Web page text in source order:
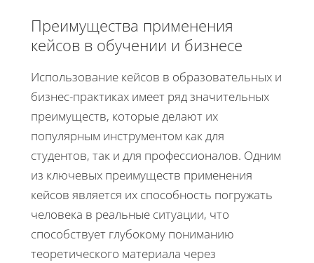
Преимущества применения
кейсов в обучении и бизнесе
Использование кейсов в образовательных и
бизнес-практиках имеет ряд значительных
преимуществ, которые делают их
популярным инструментом как для
студентов, так и для профессионалов. Одним
из ключевых преимуществ применения
кейсов является их способность погружать
человека в реальные ситуации, что
способствует глубокому пониманию
теоретического материала через